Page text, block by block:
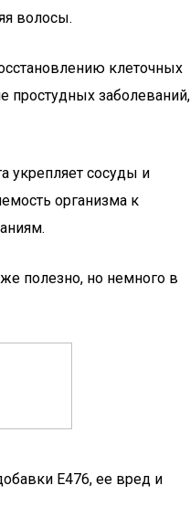
волосы.
клеточных
простудных заболеваний,
укрепляет сосуды и
организма к
полезно, но немного в
Е476, ее вред и